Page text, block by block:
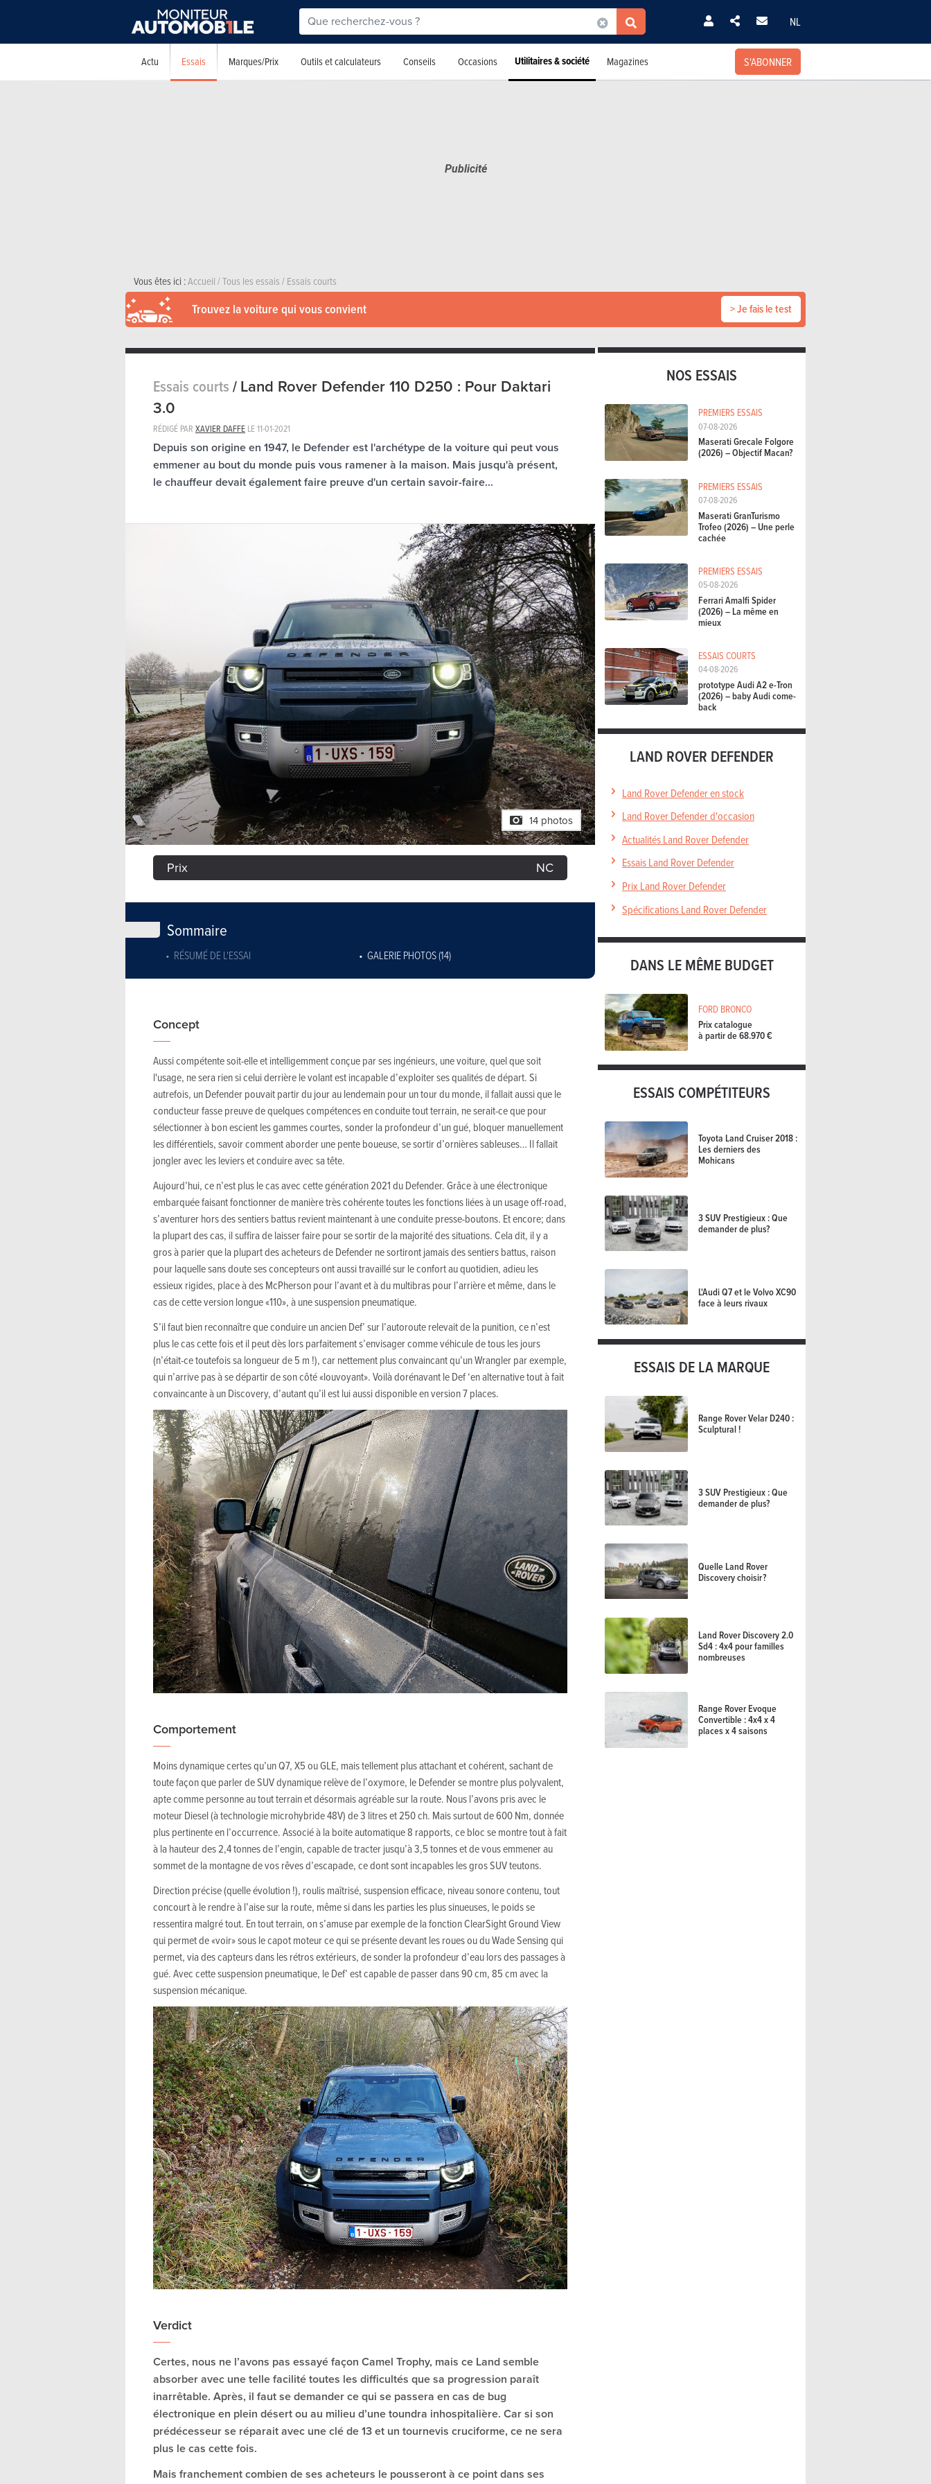
NL
Actu Essais Marques/Prix Outils et calculateurs Conseils Occasions Utilitaires & société Magazines S'ABONNER
Vous êtes ici :Accueil/Tous les essais/Essais courts
Trouvez la voiture qui vous convient > Je fais le test
Essais courts/Land Rover Defender 110 D250 : Pour Daktari
3.0
RÉDIGÉ PAR XAVIER DAFFE LE11-01-2021
Depuis son origine en 1947, le Defender est l'archétype de la voiture qui peut vous
emmener au bout du monde puis vous ramener à la maison. Mais jusqu'à présent,
le chauffeur devait également faire preuve d'un certain savoir-faire...
14 photos
Prix NC
Sommaire
RÉSUMÉ DE L'ESSAI GALERIE PHOTOS (14)
Concept
Aussi compétente soit-elle et intelligemment conçue par ses ingénieurs, une voiture, quel que soit
l'usage, ne sera rien si celui derrière le volant est incapable d’exploiter ses qualités de départ. Si
autrefois, un Defender pouvait partir du jour au lendemain pour un tour du monde, il fallait aussi que le
conducteur fasse preuve de quelques compétences en conduite tout terrain, ne serait-ce que pour
sélectionner à bon escient les gammes courtes, sonder la profondeur d’un gué, bloquer manuellement
les différentiels, savoir comment aborder une pente boueuse, se sortir d’ornières sableuses… Il fallait
jongler avec les leviers et conduire avec sa tête.
Aujourd’hui, ce n’est plus le cas avec cette génération 2021 du Defender. Grâce à une électronique
embarquée faisant fonctionner de manière très cohérente toutes les fonctions liées à un usage off-road,
s’aventurer hors des sentiers battus revient maintenant à une conduite presse-boutons. Et encore; dans
la plupart des cas, il suffira de laisser faire pour se sortir de la majorité des situations. Cela dit, il y a
gros à parier que la plupart des acheteurs de Defender ne sortiront jamais des sentiers battus, raison
pour laquelle sans doute ses concepteurs ont aussi travaillé sur le confort au quotidien, adieu les
essieux rigides, place à des McPherson pour l’avant et à du multibras pour l’arrière et même, dans le
cas de cette version longue «110», à une suspension pneumatique.
S’il faut bien reconnaître que conduire un ancien Def’ sur l’autoroute relevait de la punition, ce n’est
plus le cas cette fois et il peut dès lors parfaitement s’envisager comme véhicule de tous les jours
(n’était-ce toutefois sa longueur de 5 m !), car nettement plus convaincant qu’un Wrangler par exemple,
qui n’arrive pas à se départir de son côté «louvoyant». Voilà dorénavant le Def ‘en alternative tout à fait
convaincante à un Discovery, d’autant qu’il est lui aussi disponible en version 7 places.
Comportement
Moins dynamique certes qu’un Q7, X5 ou GLE, mais tellement plus attachant et cohérent, sachant de
toute façon que parler de SUV dynamique relève de l’oxymore, le Defender se montre plus polyvalent,
apte comme personne au tout terrain et désormais agréable sur la route. Nous l’avons pris avec le
moteur Diesel (à technologie microhybride 48V) de 3 litres et 250 ch. Mais surtout de 600 Nm, donnée
plus pertinente en l’occurrence. Associé à la boite automatique 8 rapports, ce bloc se montre tout à fait
à la hauteur des 2,4 tonnes de l’engin, capable de tracter jusqu’à 3,5 tonnes et de vous emmener au
sommet de la montagne de vos rêves d’escapade, ce dont sont incapables les gros SUV teutons.
Direction précise (quelle évolution !), roulis maîtrisé, suspension efficace, niveau sonore contenu, tout
concourt à le rendre à l’aise sur la route, même si dans les parties les plus sinueuses, le poids se
ressentira malgré tout. En tout terrain, on s’amuse par exemple de la fonction ClearSight Ground View
qui permet de «voir» sous le capot moteur ce qui se présente devant les roues ou du Wade Sensing qui
permet, via des capteurs dans les rétros extérieurs, de sonder la profondeur d’eau lors des passages à
gué. Avec cette suspension pneumatique, le Def’ est capable de passer dans 90 cm, 85 cm avec la
suspension mécanique.
Verdict
Certes, nous ne l’avons pas essayé façon Camel Trophy, mais ce Land semble
absorber avec une telle facilité toutes les difficultés que sa progression paraît
inarrêtable. Après, il faut se demander ce qui se passera en cas de bug
électronique en plein désert ou au milieu d’une toundra inhospitalière. Car si son
prédécesseur se réparait avec une clé de 13 et un tournevis cruciforme, ce ne sera
plus le cas cette fois.
Mais franchement combien de ses acheteurs le pousseront à ce point dans ses
NOS ESSAIS
PREMIERS ESSAIS
07-08-2026
Maserati Grecale Folgore
(2026) – Objectif Macan?
PREMIERS ESSAIS
07-08-2026
Maserati GranTurismo
Trofeo (2026) – Une perle
cachée
PREMIERS ESSAIS
05-08-2026
Ferrari Amalfi Spider
(2026) – La même en
mieux
ESSAIS COURTS
04-08-2026
prototype Audi A2 e-Tron
(2026) – baby Audi come-
back
LAND ROVER DEFENDER
Land Rover Defender en stock
Land Rover Defender d'occasion
Actualités Land Rover Defender
Essais Land Rover Defender
Prix Land Rover Defender
Spécifications Land Rover Defender
DANS LE MÊME BUDGET
FORD BRONCO
Prix catalogue
à partir de 68.970 €
ESSAIS COMPÉTITEURS
Toyota Land Cruiser 2018 :
Les derniers des
Mohicans
3 SUV Prestigieux : Que
demander de plus?
L'Audi Q7 et le Volvo XC90
face à leurs rivaux
ESSAIS DE LA MARQUE
Range Rover Velar D240 :
Sculptural !
3 SUV Prestigieux : Que
demander de plus?
Quelle Land Rover
Discovery choisir ?
Land Rover Discovery 2.0
Sd4 : 4x4 pour familles
nombreuses
Range Rover Evoque
Convertible : 4x4 x 4
places x 4 saisons